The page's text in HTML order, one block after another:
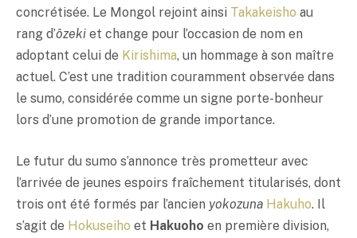
concrétisée. Le Mongol rejoint ainsi Takakeisho au
rang d’ôzeki et change pour l’occasion de nom en
adoptant celui de Kirishima, un hommage à son maître
actuel. C’est une tradition couramment observée dans
le sumo, considérée comme un signe porte-bonheur
lors d’une promotion de grande importance.
Le futur du sumo s’annonce très prometteur avec
l’arrivée de jeunes espoirs fraîchement titularisés, dont
trois ont été formés par l’ancien yokozuna Hakuho. Il
s’agit de Hokuseiho et Hakuoho en première division,